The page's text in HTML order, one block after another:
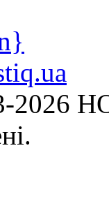
2026